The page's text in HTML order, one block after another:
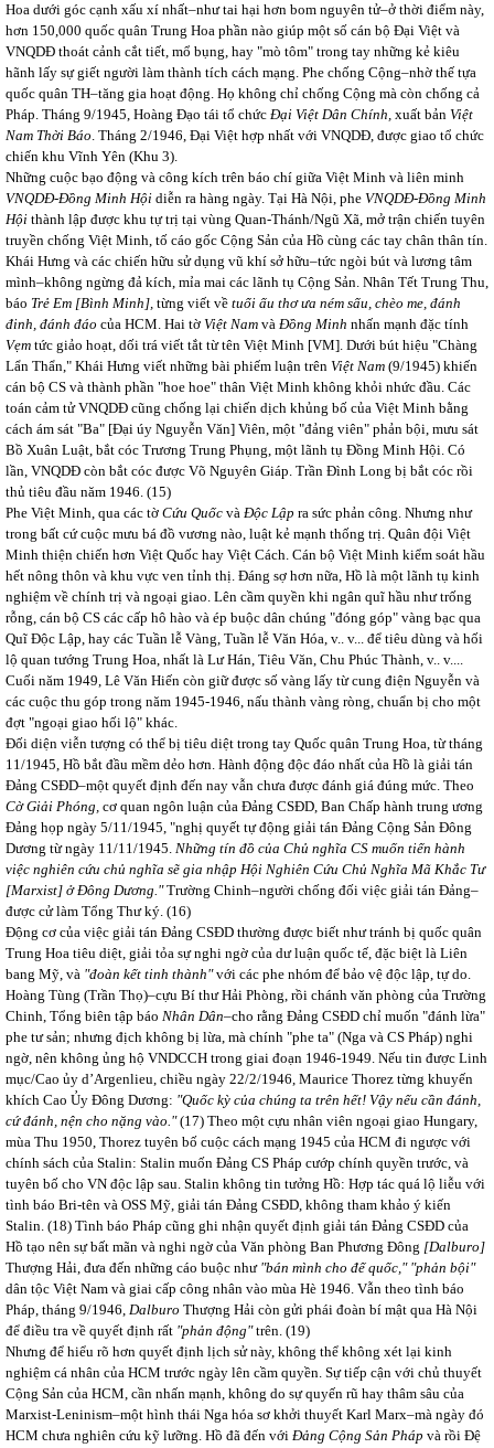
Hoa dưới góc cạnh xấu xí nhất–như tai hại hơn bom nguyên tử–ở thời điểm này,
hơn 150,000 quốc quân Trung Hoa phần nào giúp một số cán bộ Đại Việt và
VNQDĐ thoát cảnh cắt tiết, mổ bụng, hay "mò tôm" trong tay những kẻ kiêu
hãnh lấy sự giết người làm thành tích cách mạng. Phe chống Cộng–nhờ thế tựa
quốc quân TH–tăng gia hoạt động. Họ không chỉ chống Cộng mà còn chống cả
Pháp. Tháng 9/1945, Hoàng Đạo tái tổ chức Đại Việt Dân Chính, xuất bản Việt
Nam Thời Báo. Tháng 2/1946, Đại Việt hợp nhất với VNQDĐ, được giao tổ chức
chiến khu Vĩnh Yên (Khu 3).
Những cuộc bạo động và công kích trên báo chí giữa Việt Minh và liên minh
VNQDĐ-Đồng Minh Hội diễn ra hàng ngày. Tại Hà Nội, phe VNQDĐ-Đồng Minh
Hội thành lập được khu tự trị tại vùng Quan-Thánh/Ngũ Xã, mở trận chiến tuyên
truyền chống Việt Minh, tố cáo gốc Cộng Sản của Hồ cùng các tay chân thân tín.
Khái Hưng và các chiến hữu sử dụng vũ khí sở hữu–tức ngòi bút và lương tâm
mình–không ngừng đả kích, mỉa mai các lãnh tụ Cộng Sản. Nhân Tết Trung Thu,
báo Trẻ Em [Bình Minh], từng viết về tuổi ấu thơ ưa ném sấu, chèo me, đánh
đinh, đánh đáo của HCM. Hai tờ Việt Nam và Đồng Minh nhấn mạnh đặc tính
Vẹm tức giảo hoạt, dối trá viết tắt từ tên Việt Minh [VM]. Dưới bút hiệu "Chàng
Lẩn Thẩn," Khái Hưng viết những bài phiếm luận trên Việt Nam (9/1945) khiến
cán bộ CS và thành phần "hoe hoe" thân Việt Minh không khỏi nhức đầu. Các
toán cảm tử VNQDĐ cũng chống lại chiến dịch khủng bố của Việt Minh bằng
cách ám sát "Ba" [Đại úy Nguyễn Văn] Viên, một "đảng viên" phản bội, mưu sát
Bồ Xuân Luật, bắt cóc Trương Trung Phụng, một lãnh tụ Đồng Minh Hội. Có
lần, VNQDĐ còn bắt cóc được Võ Nguyên Giáp. Trần Đình Long bị bắt cóc rồi
thủ tiêu đầu năm 1946. (15)
Phe Việt Minh, qua các tờ Cứu Quốc và Độc Lập ra sức phản công. Nhưng như
trong bất cứ cuộc mưu bá đồ vương nào, luật kẻ mạnh thống trị. Quân đội Việt
Minh thiện chiến hơn Việt Quốc hay Việt Cách. Cán bộ Việt Minh kiểm soát hầu
hết nông thôn và khu vực ven tỉnh thị. Đáng sợ hơn nữa, Hồ là một lãnh tụ kinh
nghiệm về chính trị và ngoại giao. Lên cầm quyền khi ngân quĩ hầu như trống
rỗng, cán bộ CS các cấp hô hào và ép buộc dân chúng "đóng góp" vàng bạc qua
Quĩ Độc Lập, hay các Tuần lễ Vàng, Tuần lễ Văn Hóa, v.. v... để tiêu dùng và hối
lộ quan tướng Trung Hoa, nhất là Lư Hán, Tiêu Văn, Chu Phúc Thành, v.. v....
Cuối năm 1949, Lê Văn Hiến còn giữ được số vàng lấy từ cung điện Nguyễn và
các cuộc thu góp trong năm 1945-1946, nấu thành vàng ròng, chuẩn bị cho một
đợt "ngoại giao hối lộ" khác.
Đối diện viễn tượng có thể bị tiêu diệt trong tay Quốc quân Trung Hoa, từ tháng
11/1945, Hồ bắt đầu mềm dẻo hơn. Hành động độc đáo nhất của Hồ là giải tán
Đảng CSĐD–một quyết định đến nay vẫn chưa được đánh giá đúng mức. Theo
Cờ Giải Phóng, cơ quan ngôn luận của Đảng CSĐD, Ban Chấp hành trung ương
Đảng họp ngày 5/11/1945, "nghị quyết tự động giải tán Đảng Cộng Sản Đông
Dương từ ngày 11/11/1945. Những tín đồ của Chủ nghĩa CS muốn tiến hành
việc nghiên cứu chủ nghĩa sẽ gia nhập Hội Nghiên Cứu Chủ Nghĩa Mã Khắc Tư
[Marxist] ở Đông Dương."Trường Chinh–người chống đối việc giải tán Đảng–
được cử làm Tổng Thư ký. (16)
Động cơ của việc giải tán Đảng CSĐD thường được biết như tránh bị quốc quân
Trung Hoa tiêu diệt, giải tỏa sự nghi ngờ của dư luận quốc tế, đặc biệt là Liên
bang Mỹ, và "đoàn kết tinh thành"với các phe nhóm để bảo vệ độc lập, tự do.
Hoàng Tùng (Trần Thọ)–cựu Bí thư Hải Phòng, rồi chánh văn phòng của Trường
Chinh, Tổng biên tập báo Nhân Dân–cho rằng Đảng CSĐD chỉ muốn "đánh lừa"
phe tư sản; nhưng địch không bị lừa, mà chính "phe ta" (Nga và CS Pháp) nghi
ngờ, nên không ủng hộ VNDCCH trong giai đoạn 1946-1949. Nếu tin được Linh
mục/Cao ủy d’Argenlieu, chiều ngày 22/2/1946, Maurice Thorez từng khuyến
khích Cao Ủy Đông Dương: "Quốc kỳ của chúng ta trên hết! Vậy nếu cần đánh,
cứ đánh, nện cho nặng vào." (17) Theo một cựu nhân viên ngoại giao Hungary,
mùa Thu 1950, Thorez tuyên bố cuộc cách mạng 1945 của HCM đi ngược với
chính sách của Stalin: Stalin muốn Đảng CS Pháp cướp chính quyền trước, và
tuyên bố cho VN độc lập sau. Stalin không tin tưởng Hồ: Hợp tác quá lộ liễu với
tình báo Bri-tên và OSS Mỹ, giải tán Đảng CSĐD, không tham khảo ý kiến
Stalin. (18) Tình báo Pháp cũng ghi nhận quyết định giải tán Đảng CSĐD của
Hồ tạo nên sự bất mãn và nghi ngờ của Văn phòng Ban Phương Đông [Dalburo]
Thượng Hải, đưa đến những cáo buộc như "bán mình cho đế quốc," "phản bội"
dân tộc Việt Nam và giai cấp công nhân vào mùa Hè 1946. Vẫn theo tình báo
Pháp, tháng 9/1946, Dalburo Thượng Hải còn gửi phái đoàn bí mật qua Hà Nội
để điều tra về quyết định rất "phản động"trên. (19)
Nhưng để hiểu rõ hơn quyết định lịch sử này, không thể không xét lại kinh
nghiệm cá nhân của HCM trước ngày lên cầm quyền. Sự tiếp cận với chủ thuyết
Cộng Sản của HCM, cần nhấn mạnh, không do sự quyến rũ hay thâm sâu của
Marxist-Leninism–một hình thái Nga hóa sơ khởi thuyết Karl Marx–mà ngày đó
HCM chưa nghiên cứu kỹ lưỡng. Hồ đã đến với Đảng Cộng Sản Pháp và rồi Đệ